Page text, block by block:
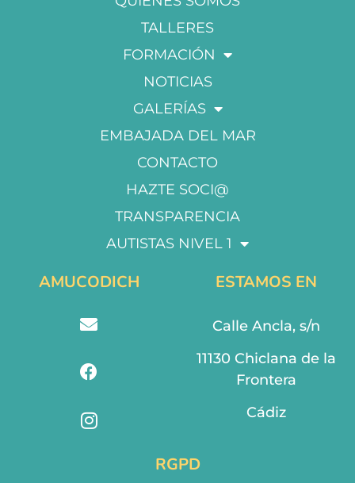
TALLERES
FORMACIÓN
NOTICIAS
GALERÍAS
EMBAJADA DEL MAR
CONTACTO
HAZTE SOCI@
TRANSPARENCIA
AUTISTAS NIVEL 1
AMUCODICH ESTAMOS EN
Calle Ancla, s/n
11130 Chiclana de la
Frontera
Cádiz
RGPD